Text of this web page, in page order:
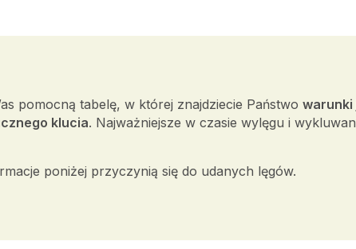
pomocną tabelę, w której znajdziecie Państwo warunki
klucia. Najważniejsze w czasie wylęgu i
poniżej przyczynią się do udanych lęgów.